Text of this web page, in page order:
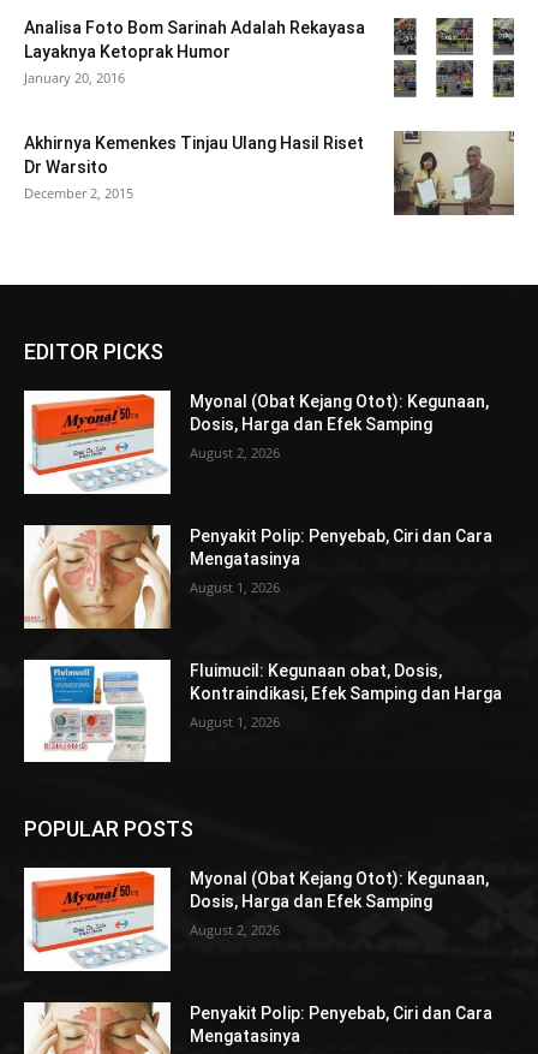
Analisa Foto Bom Sarinah Adalah Rekayasa
Layaknya Ketoprak Humor
January 20, 2016
Akhirnya Kemenkes Tinjau Ulang Hasil Riset
Dr Warsito
December 2, 2015
EDITOR PICKS
Myonal (Obat Kejang Otot): Kegunaan,
Dosis, Harga dan Efek Samping
August 2, 2026
Penyakit Polip: Penyebab, Ciri dan Cara
Mengatasinya
August 1, 2026
Fluimucil: Kegunaan obat, Dosis,
Kontraindikasi, Efek Samping dan Harga
August 1, 2026
POPULAR POSTS
Myonal (Obat Kejang Otot): Kegunaan,
Dosis, Harga dan Efek Samping
August 2, 2026
Penyakit Polip: Penyebab, Ciri dan Cara
Mengatasinya